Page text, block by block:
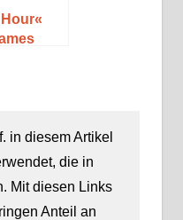
in diesem Artikel
die in
Mit diesen Links
Anteil an